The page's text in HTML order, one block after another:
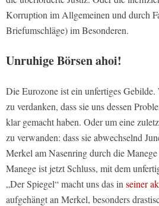
Korruption im Allgemeinen und durch
Briefumschläge) im Besonderen.
Unruhige Börsen ahoi!
Die Eurozone ist ein unfertiges
zu verdanken, dass sie uns dessen
klar gemacht haben. Oder um eine
zu verwanden: dass sie abwechselnd
Merkel am Nasenring durch die
Manege ist jetzt Schluss, mit dem
„Der Spiegel“ macht uns das in seiner
aufgehängt an Merkel, besonders